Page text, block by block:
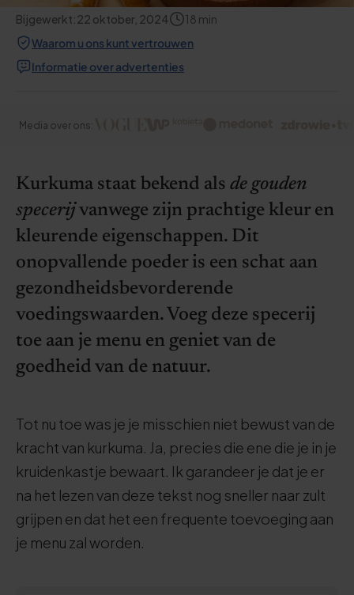
Bijgewerkt:22 oktober, 2024 18 min
Waarom u ons kunt vertrouwen
Informatie over advertenties
Media over ons:
Kurkuma staat bekend als de gouden
specerijvanwege zijn prachtige kleur en
kleurende eigenschappen. Dit
onopvallende poeder is een schat aan
gezondheidsbevorderende
voedingswaarden. Voeg deze specerij
toe aan je menu en geniet van de
goedheid van de natuur.
Tot nu toe was je je misschien niet bewust van de
kracht van kurkuma. Ja, precies die ene die je in je
kruidenkastje bewaart. Ik garandeer je dat je er
na het lezen van deze tekst nog sneller naar zult
grijpen en dat het een frequente toevoeging aan
je menu zal worden.